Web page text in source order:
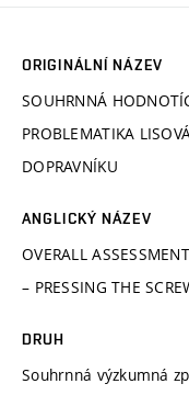
ORIGINÁLNÍ NÁZEV
SOUHRNNÁ
PROBLEMATIKA
DOPRAVNÍKU
ANGLICKÝ NÁZEV
OVERALL
– PRESSING THE
DRUH
Souhrnná výzkumná